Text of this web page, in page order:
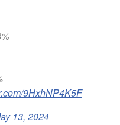
9HxhNP4K5F
13, 2024